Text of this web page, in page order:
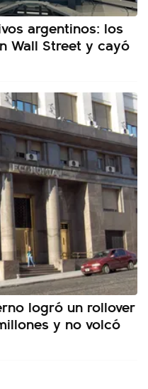
argentinos: los
Wall Street y cayó
logró un rollover
y no volcó